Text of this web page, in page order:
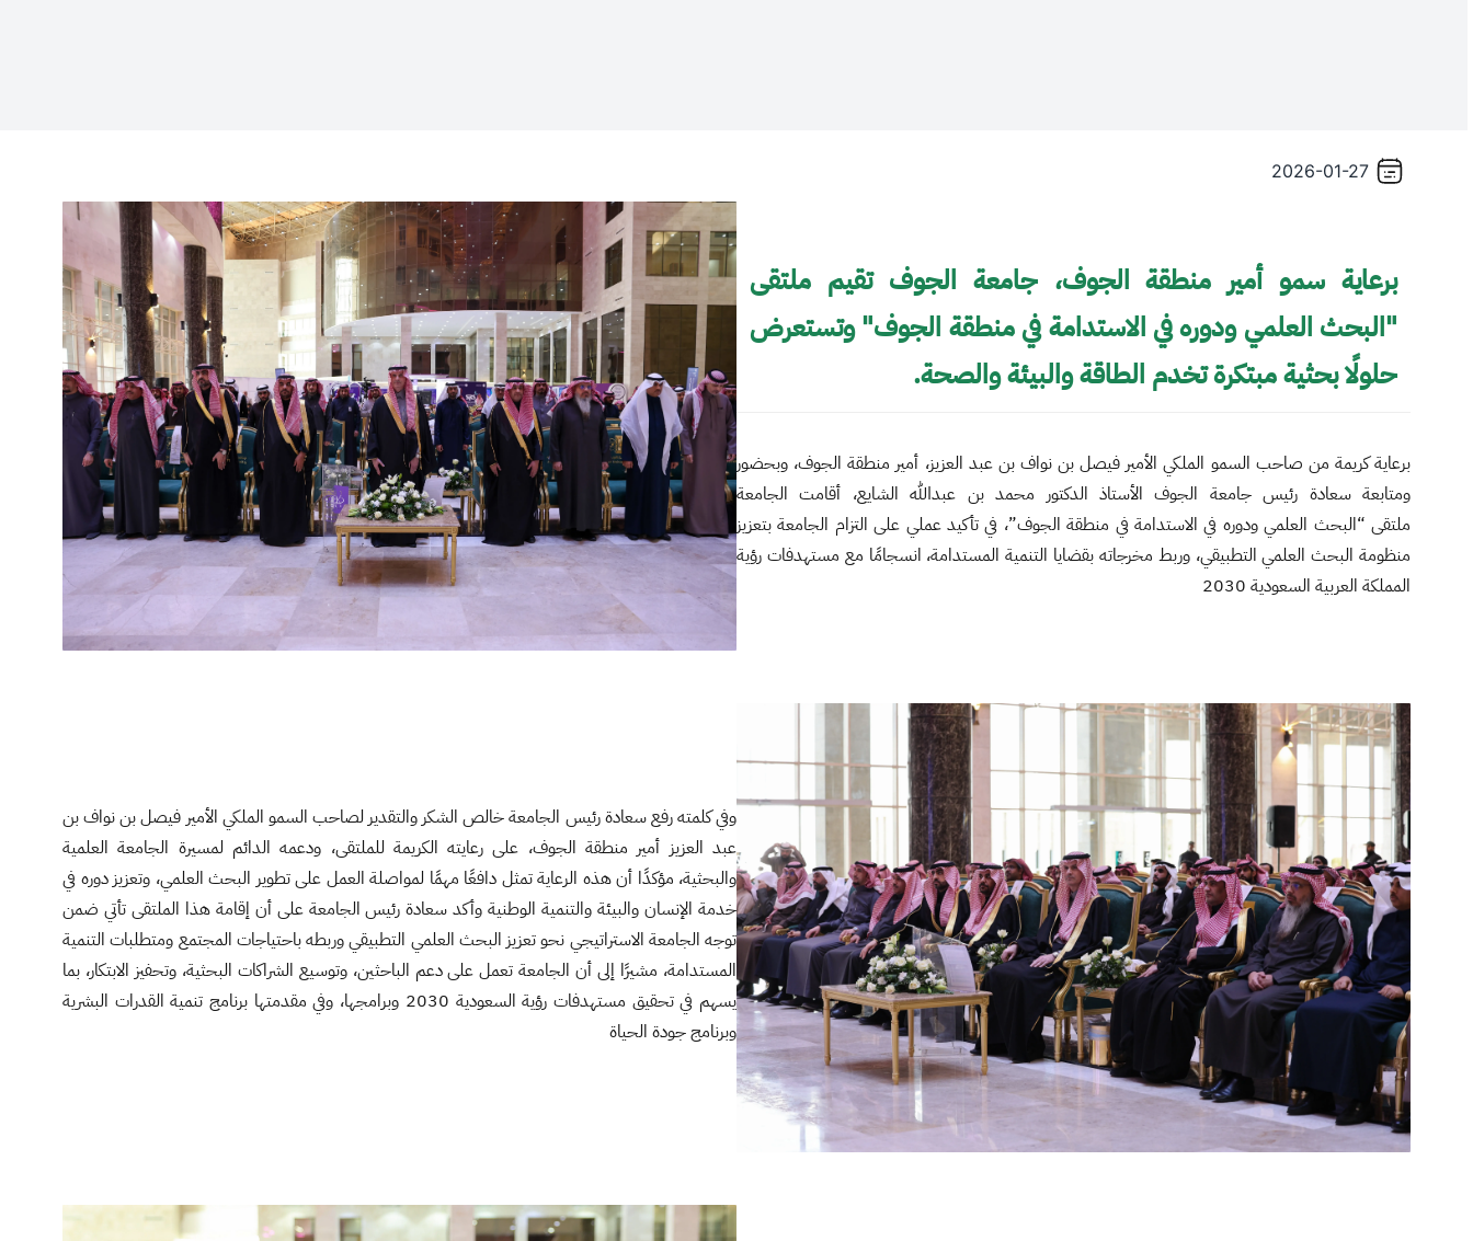
2026-01-27
برعاية سمو أمير منطقة الجوف، جامعة الجوف تقيم ملتقى
"البحث العلمي ودوره في الاستدامة في منطقة الجوف" وتستعرض
حلولًا بحثية مبتكرة تخدم الطاقة والبيئة والصحة.
برعاية كريمة من صاحب السمو الملكي الأمير فيصل بن نواف بن عبد العزيز، أمير منطقة الجوف، وبحضور
ومتابعة سعادة رئيس جامعة الجوف الأستاذ الدكتور محمد بن عبدالله الشايع، أقامت الجامعة
ملتقى “البحث العلمي ودوره في الاستدامة في منطقة الجوف”، في تأكيد عملي على التزام الجامعة بتعزيز
منظومة البحث العلمي التطبيقي، وربط مخرجاته بقضايا التنمية المستدامة، انسجامًا مع مستهدفات رؤية
المملكة العربية السعودية 2030
وفي كلمته رفع سعادة رئيس الجامعة خالص الشكر والتقدير لصاحب السمو الملكي الأمير فيصل بن نواف بن
عبد العزيز أمير منطقة الجوف، على رعايته الكريمة للملتقى، ودعمه الدائم لمسيرة الجامعة العلمية
والبحثية، مؤكدًا أن هذه الرعاية تمثل دافعًا مهمًا لمواصلة العمل على تطوير البحث العلمي، وتعزيز دوره في
خدمة الإنسان والبيئة والتنمية الوطنية وأكد سعادة رئيس الجامعة على أن إقامة هذا الملتقى تأتي ضمن
توجه الجامعة الاستراتيجي نحو تعزيز البحث العلمي التطبيقي وربطه باحتياجات المجتمع ومتطلبات التنمية
المستدامة، مشيرًا إلى أن الجامعة تعمل على دعم الباحثين، وتوسيع الشراكات البحثية، وتحفيز الابتكار، بما
يسهم في تحقيق مستهدفات رؤية السعودية 2030 وبرامجها، وفي مقدمتها برنامج تنمية القدرات البشرية
وبرنامج جودة الحياة